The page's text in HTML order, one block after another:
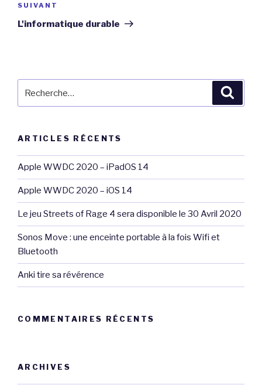
Article
suivant
SUIVANT
L'informatique durable
pour
ARTICLES RÉCENTS
Apple WWDC 2020 – iPadOS 14
Apple WWDC 2020 – iOS 14
Le jeu Streets of Rage 4 sera disponible le 30 Avril 2020
Sonos Move : une enceinte portable à la fois Wifi et
Bluetooth
Anki tire sa révérence
COMMENTAIRES RÉCENTS
ARCHIVES